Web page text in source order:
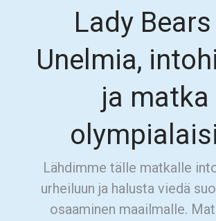
Lady
Unelmia,
ja matka
Lähdimme tälle matkalle
urheiluun ja halusta viedä
osaaminen maailmalle.